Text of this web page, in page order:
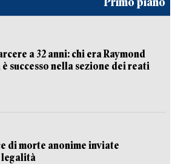
a 32 anni: chi era Raymond
successo nella sezione dei reati
di morte anonime inviate
legalità